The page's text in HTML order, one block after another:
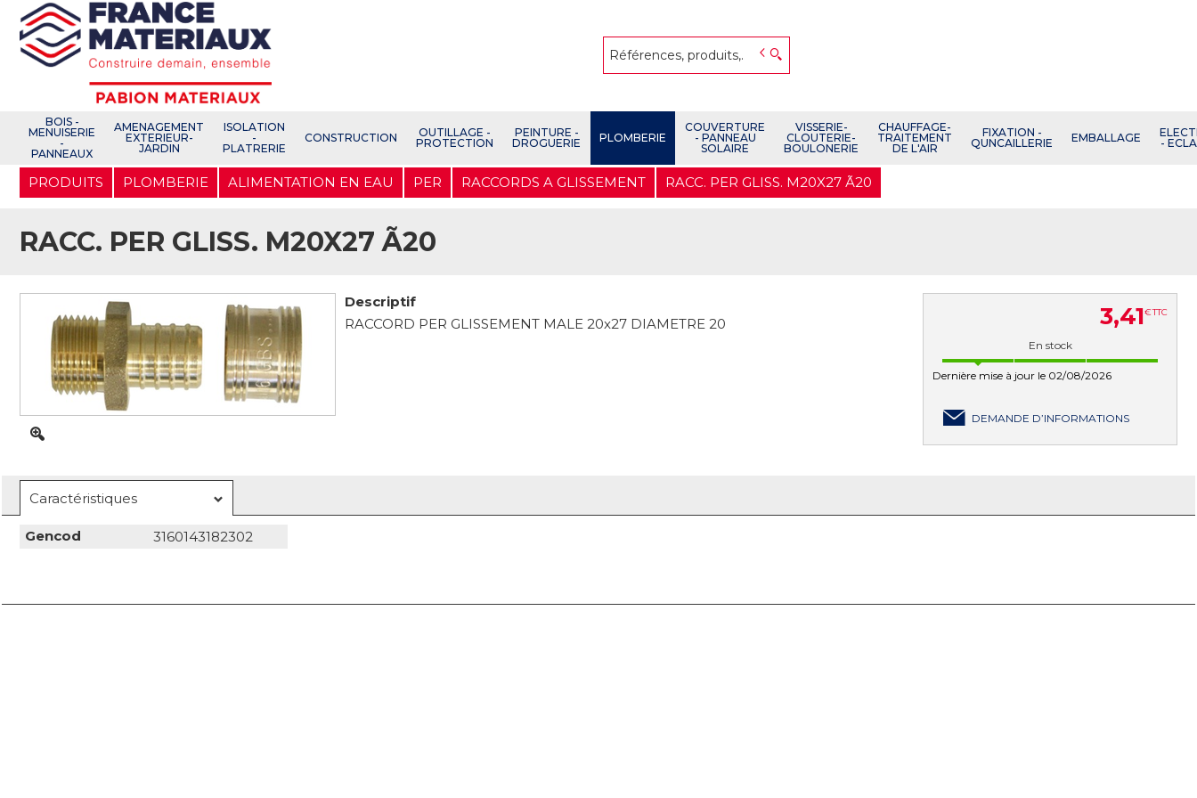
Aller
contenu
BOIS -
MENUISERIE
-
PANNEAUX
AMENAGEMENT
EXTERIEUR-
JARDIN
ISOLATION
-
PLATRERIE
CONSTRUCTION
OUTILLAGE -
PROTECTION
PEINTURE -
DROGUERIE
PLOMBERIE
COUVERTURE
- PANNEAU
SOLAIRE
VISSERIE-
CLOUTERIE-
BOULONERIE
CHAUFFAGE-
TRAITEMENT
DE L'AIR
FIXATION -
QUNCAILLERIE
EMBALLAGE
-
PRODUITS PLOMBERIE ALIMENTATION EN EAU PER RACCORDS A GLISSEMENT RACC. PER GLISS. M20X27 Ã20
RACC. PER GLISS. M20X27 Ã20
Descriptif
RACCORD PER GLISSEMENT MALE 20x27 DIAMETRE 20
3,41€TTC
En stock
Dernière mise à jour le 02/08/2026
DEMANDE D’INFORMATIONS
Caractéristiques
Gencod 3160143182302